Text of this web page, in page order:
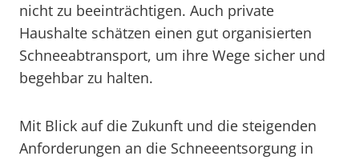
nicht zu beeinträchtigen. Auch private
Haushalte schätzen einen gut organisierten
Schneeabtransport, um ihre Wege sicher und
begehbar zu halten.
Mit Blick auf die Zukunft und die steigenden
Anforderungen an die Schneeentsorgung in